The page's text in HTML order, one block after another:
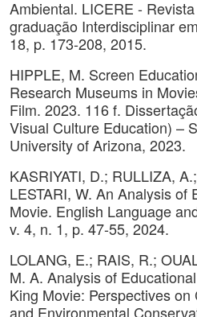
Ambiental. LICERE -
graduação Interdisciplinar
18, p. 173-208, 2015.
HIPPLE, M. Screen
Research Museums in
Film. 2023. 116 f.
Visual Culture Education) –
University of Arizona, 2023.
KASRIYATI, D.; RULLIZA,
LESTARI, W. An Analysis of
Movie. English Language
v. 4, n. 1, p. 47-55, 2024.
LOLANG, E.; RAIS, R.;
M. A. Analysis of
King Movie: Perspectives
and Environmental